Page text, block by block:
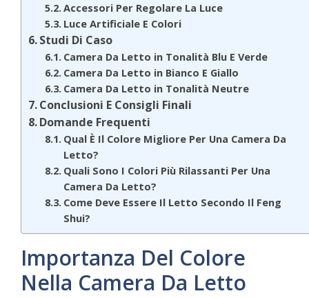
Accessori Per Regolare La Luce
Luce Artificiale E Colori
Studi Di Caso
Camera Da Letto in Tonalità Blu E Verde
Camera Da Letto in Bianco E Giallo
Camera Da Letto in Tonalità Neutre
Conclusioni E Consigli Finali
Domande Frequenti
Qual È Il Colore Migliore Per Una Camera Da
Letto?
Quali Sono I Colori Più Rilassanti Per Una
Camera Da Letto?
Come Deve Essere Il Letto Secondo Il Feng
Shui?
Importanza Del Colore
Nella Camera Da Letto